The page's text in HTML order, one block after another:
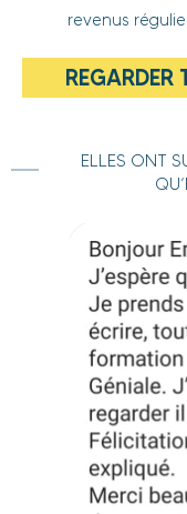
revenus
REGARDER
ELLES ONT